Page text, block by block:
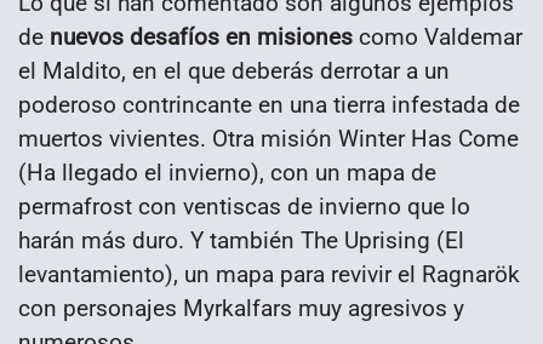
de nuevos desafíos en misiones como Valdemar
el Maldito, en el que deberás derrotar a un
poderoso contrincante en una tierra infestada de
muertos vivientes. Otra misión Winter Has Come
(Ha llegado el invierno), con un mapa de
permafrost con ventiscas de invierno que lo
harán más duro. Y también The Uprising (El
levantamiento), un mapa para revivir el Ragnarök
con personajes Myrkalfars muy agresivos y